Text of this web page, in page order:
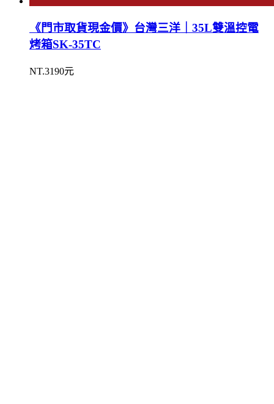
《門市取貨現金價》台灣三洋｜35L雙溫控電
烤箱SK-35TC
NT.3190元